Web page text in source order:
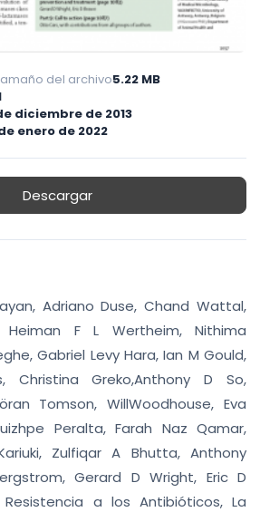
del archivo5.22 MB
diciembre de 2013
enero de 2022
Descargar
Adriano Duse, Chand Wattal,
F L Wertheim, Nithima
Gabriel Levy Hara, Ian M Gould,
Christina Greko,Anthony D So,
Tomson, WillWoodhouse, Eva
Peralta, Farah Naz Qamar,
Zulfiqar A Bhutta, Anthony
Gerard D Wright, Eric D
a los Antibióticos, La